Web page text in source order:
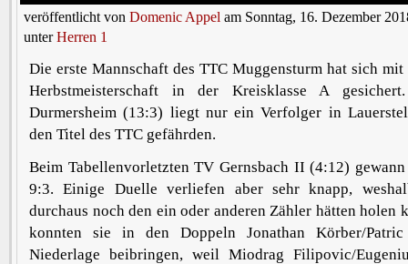
veröffentlicht von Domenic Appel am Sonntag, 16. Dezember
unterHerren 1
Die erste Mannschaft des TTC Muggensturm hat sich
Herbstmeisterschaft in der Kreisklasse A
Durmersheim (13:3) liegt nur ein Verfolger in
den Titel des TTC gefährden.
Beim Tabellenvorletzten TV Gernsbach II (4:12)
9:3. Einige Duelle verliefen aber sehr knapp,
durchaus noch den ein oder anderen Zähler hätten holen
konnten sie in den Doppeln Jonathan Körber/
Niederlage beibringen, weil Miodrag Filipovic/